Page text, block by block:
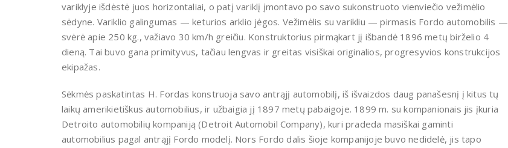
variklyje išdėstė juos horizontaliai, o patį variklį įmontavo po savo sukonstruoto vienviečio vežimėlio
sėdyne. Variklio galingumas — keturios arklio jėgos. Vežimėlis su varikliu — pirmasis Fordo automobilis —
svėrė apie 250 kg., važiavo 30 km/h greičiu. Konstruktorius pirmąkart jį išbandė 1896 metų birželio 4
dieną. Tai buvo gana primityvus, tačiau lengvas ir greitas visiškai originalios, progresyvios konstrukcijos
ekipažas.
Sėkmės paskatintas H. Fordas konstruoja savo antrąjį automobilį, iš išvaizdos daug panašesnį į kitus tų
laikų amerikietiškus automobilius, ir užbaigia jį 1897 metų pabaigoje. 1899 m. su kompanionais jis įkuria
Detroito automobilių kompaniją (Detroit Automobil Company), kuri pradeda masiškai gaminti
automobilius pagal antrąjį Fordo modelį. Nors Fordo dalis šioje kompanijoje buvo nedidelė, jis tapo